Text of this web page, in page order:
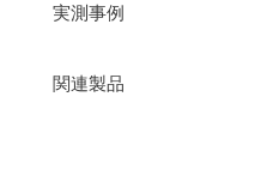
実測事例
関連製品